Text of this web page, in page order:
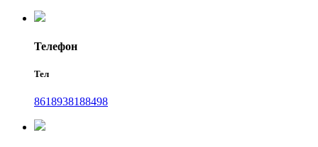
Телефон
Тел
8618938188498